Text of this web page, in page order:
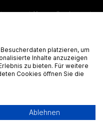
zzgl.Versandkostenund
sich auf Deutschland!
gekennzeichnet, ohne
eingetragenen Warenzeichen
und dienen hier nur der
platzieren, um
Inhalte anzuzeigen
zu bieten. Für weitere
Cookies öffnen Sie die
Ablehnen